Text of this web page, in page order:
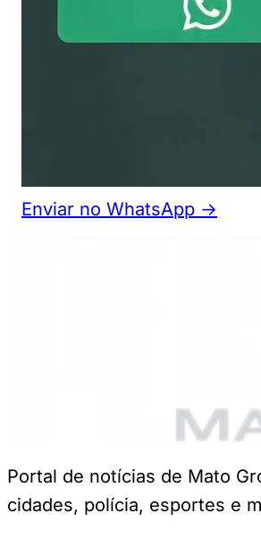
Enviar no WhatsApp →
Portal de notícias de Mato
cidades, polícia, esportes e